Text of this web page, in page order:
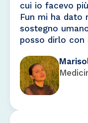
cui io facevo
Fun mi ha dato
sostegno
posso dirlo con